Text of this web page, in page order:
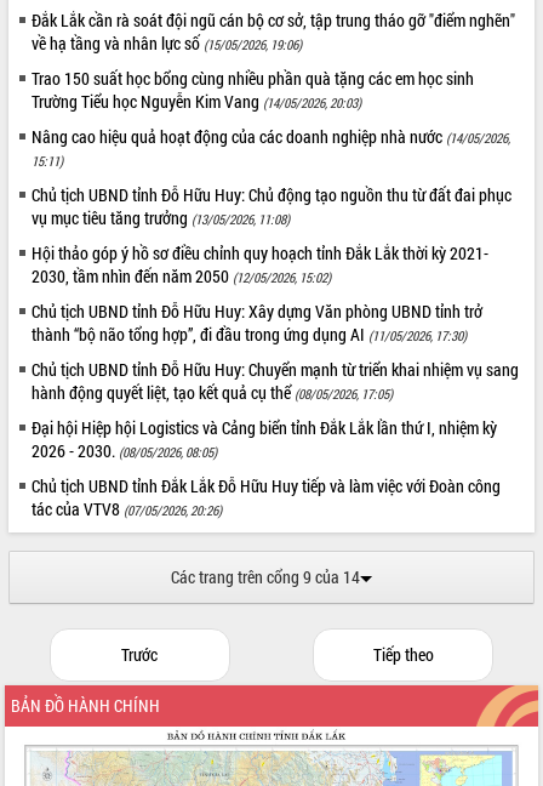
Thứ trưởng Bộ Nông nghiệp và Môi
trường Nguyễn Hoàng Hiệp khảo sát
vùng trồng và doanh nghiệp đóng gói
sầu riêng tại Đắk Lắk
món ăn từ sầu riêng
Đắk Lắk công bố Quy hoạch và xúc
tiến đầu tư tỉnh
Ngành cá ngừ Đắk Lắk chủ động thích
ứng để giữ vững thị trường xuất khẩu
Diễn đàn Kinh tế tư nhân Việt Nam đột
phá cơ chế - Hợp tác công tư
Đề án 06 tạo bước ngoặt đột phá trong
cải cách hành chính tỉnh Đắk Lắk
Kết nối tour, đẩy mạnh chuyển đổi số
để phát triển du lịch Đắk Lắk
Khởi động Dự án Đầu tư xây dựng hạ
tầng kỹ thuật Cụm công nghiệp Tân
Tiến
Gặp mặt các cơ quan báo chí nhân Kỷ
niệm 101 năm Ngày Báo chí Cách
Đắk Lắk sơ kết 4 năm triển khai thực
hiện Đề án 06 của Chính phủ
Họp báo thông tin về Hội nghị Công bố
Quy hoạch và Xúc tiến đầu tư tỉnh Đắk
Lắk
Khơi thông điểm nghẽn, đẩy nhanh
giải ngân vốn khắc phục thiên tai
Đắk Lắk cần rà soát đội ngũ cán bộ cơ sở, tập trung tháo gỡ "điểm nghẽn"
về hạ tầng và nhân lực số (15/05/2026, 19:06)
Trao 150 suất học bổng cùng nhiều phần quà tặng các em học sinh
Trường Tiểu học Nguyễn Kim Vang (14/05/2026, 20:03)
Nâng cao hiệu quả hoạt động của các doanh nghiệp nhà nước (14/05/2026,
15:11)
Chủ tịch UBND tỉnh Đỗ Hữu Huy: Chủ động tạo nguồn thu từ đất đai phục
vụ mục tiêu tăng trưởng (13/05/2026, 11:08)
Hội thảo góp ý hồ sơ điều chỉnh quy hoạch tỉnh Đắk Lắk thời kỳ 2021-
2030, tầm nhìn đến năm 2050 (12/05/2026, 15:02)
Chủ tịch UBND tỉnh Đỗ Hữu Huy: Xây dựng Văn phòng UBND tỉnh trở
thành “bộ não tổng hợp”, đi đầu trong ứng dụng AI (11/05/2026, 17:30)
Chủ tịch UBND tỉnh Đỗ Hữu Huy: Chuyển mạnh từ triển khai nhiệm vụ sang
hành động quyết liệt, tạo kết quả cụ thể (08/05/2026, 17:05)
Đại hội Hiệp hội Logistics và Cảng biển tỉnh Đắk Lắk lần thứ I, nhiệm kỳ
2026 - 2030. (08/05/2026, 08:05)
Chủ tịch UBND tỉnh Đắk Lắk Đỗ Hữu Huy tiếp và làm việc với Đoàn công
tác của VTV8 (07/05/2026, 20:26)
Các trang trên cổng 9 của 14
Trước Tiếp theo
BẢN ĐỒ HÀNH CHÍNH